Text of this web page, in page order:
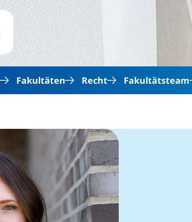
Fakultäten Recht Fakultätsteam